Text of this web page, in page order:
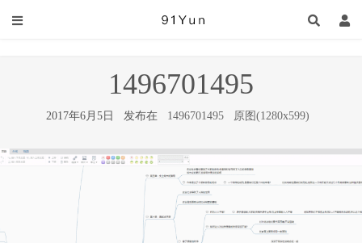
1496701495
2017年6月5日 发布在 1496701495 原图(1280x599)